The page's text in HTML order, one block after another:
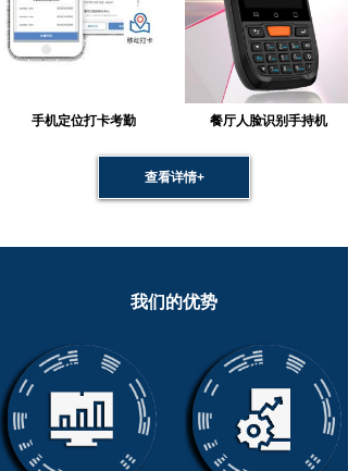
手机定位打卡考勤 餐厅人脸识别手持机
查看详情+
我们的优势